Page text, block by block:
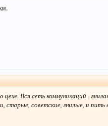
Вся сеть коммуникаций -
советские, гнилые, и пить